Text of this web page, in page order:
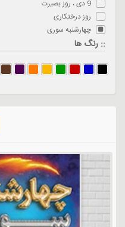
9 دی ، روز بصیرت
روز درختکاری
چهارشنبه سوری
:: رنگ ها